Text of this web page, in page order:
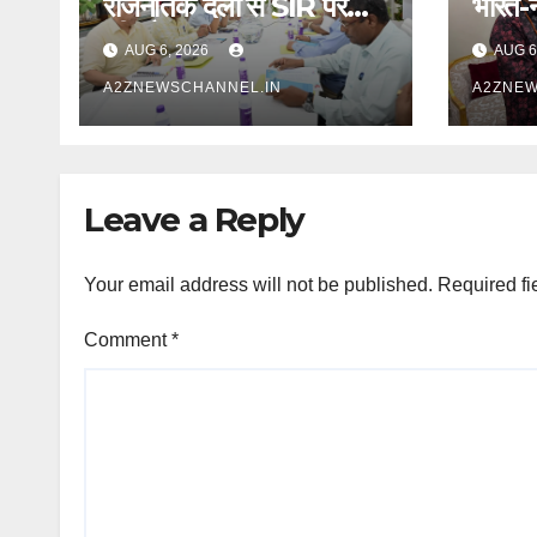
फीडबैक
AUG 6, 2026
A2ZNEWSCHANNEL.IN
AUG
Leave a Reply
Your email address will not be published. Required
Comment*